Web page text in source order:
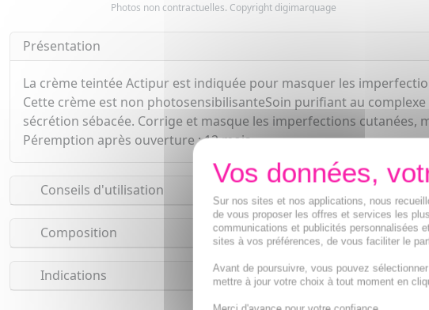
Photos non contractuelles. Copyright digimarquage
Présentation
La crème teintée Actipur est indiquée pour masquer les
Cette crème est non photosensibilisanteSoin purifiant au
sécrétion sébacée. Corrige et masque les imperfections
Péremption après ouverture : 12 mois.
Conseils d'utilisation
Composition
Indications
Sur nos sites et nos applications, nous
de vous proposer les offres et services les
communications et publicités personnalisées
sites à vos préférences, de vous faciliter le
Avant de poursuivre, vous pouvez
mettre à jour votre choix à tout moment en